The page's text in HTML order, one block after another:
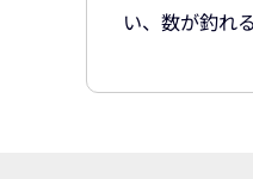
い、数が釣れ